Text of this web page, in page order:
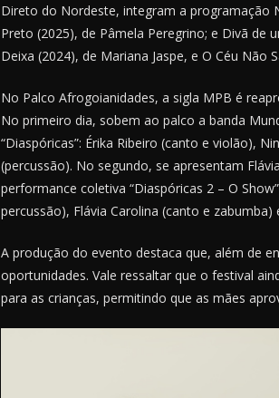
Direto do Nordeste, integram a programação
Preto (2025), de Pâmela Peregrino; e Divã de
Deixa (2024), de Mariana Jaspe, e O Céu Não
No Palco Afrogoianidades, a sigla MPB é
No primeiro dia, sobem ao palco a banda
“Diaspóricas”: Érika Ribeiro (canto e violão),
(percussão). No segundo, se apresentam
performance coletiva “Diaspóricas 2 – O
percussão), Flávia Carolina (canto e zabumba)
A produção do evento destaca que, além de
oportunidades. Vale ressaltar que o festival
para as crianças, permitindo que as mães